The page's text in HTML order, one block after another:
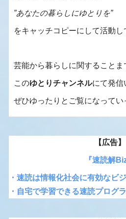
”あなたの暮らしにゆとりを”
をキャッチコピーにして活動し
芸能から暮らしに関することま
このゆとりチャンネルにて発信
ぜひゆったりとご覧になってい
【広告】
『速読解Biz
・速読は情報化社会に有効なビ
・自宅で学習できる速読プログ